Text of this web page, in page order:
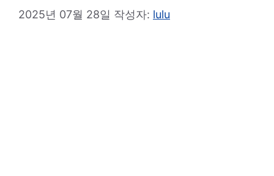
2025년 07월 28일 작성자: lulu